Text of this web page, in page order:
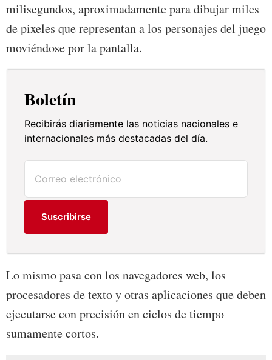
milisegundos, aproximadamente para dibujar miles
de pixeles que representan a los personajes del juego
moviéndose por la pantalla.
Boletín
Recibirás diariamente las noticias nacionales e
internacionales más destacadas del día.
Suscribirse
Lo mismo pasa con los navegadores web, los
procesadores de texto y otras aplicaciones que deben
ejecutarse con precisión en ciclos de tiempo
sumamente cortos.